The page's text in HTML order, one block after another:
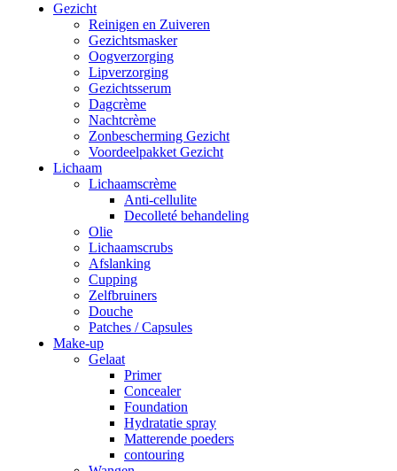
Gezicht
Reinigen en Zuiveren
Gezichtsmasker
Oogverzorging
Lipverzorging
Gezichtsserum
Dagcrème
Nachtcrème
Zonbescherming Gezicht
Voordeelpakket Gezicht
Lichaam
Lichaamscrème
Anti-cellulite
Decolleté behandeling
Olie
Lichaamscrubs
Afslanking
Cupping
Zelfbruiners
Douche
Patches / Capsules
Make-up
Gelaat
Primer
Concealer
Foundation
Hydratatie spray
Matterende poeders
contouring